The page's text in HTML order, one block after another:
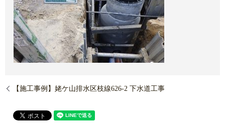
【施工事例】姥ケ山排水区枝線626-2 下水道工事